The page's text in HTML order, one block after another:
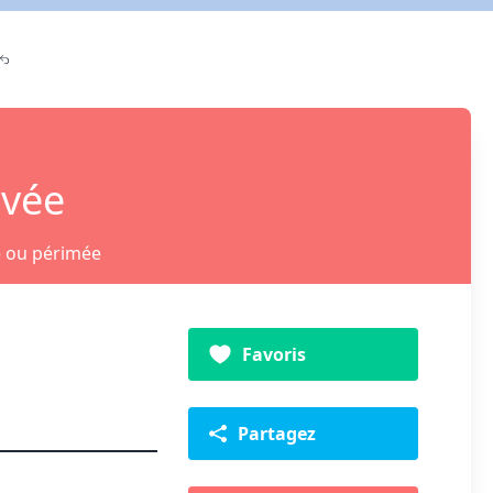
ou périmée
Favoris
Partagez